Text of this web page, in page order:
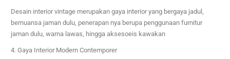
Desain interior vintage merupakan gaya interior yang bergaya jadul,
bernuansa jaman dulu, penerapan nya berupa penggunaan furnitur
jaman dulu, warna lawas, hingga aksesoeis kawakan
4. Gaya Interior Modern Contemporer